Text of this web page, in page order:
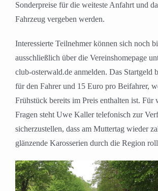
Sonderpreise für die weiteste Anfahrt und
Fahrzeug vergeben werden.
Interessierte Teilnehmer können sich noch
ausschließlich über die Vereinshomepage
club-osterwald.de anmelden. Das Startgeld
für den Fahrer und 15 Euro pro Beifahrer,
Frühstück bereits im Preis enthalten ist. Für
Fragen steht Uwe Kaller telefonisch zur
sicherzustellen, dass am Muttertag wieder
glänzende Karosserien durch die Region